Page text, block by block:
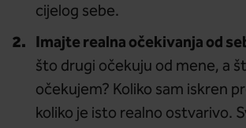
cijelog sebe.
Imajte realna očekivanja od
što drugi očekuju od mene, a
očekujem? Koliko sam iskren
koliko je isto realno ostvarivo.